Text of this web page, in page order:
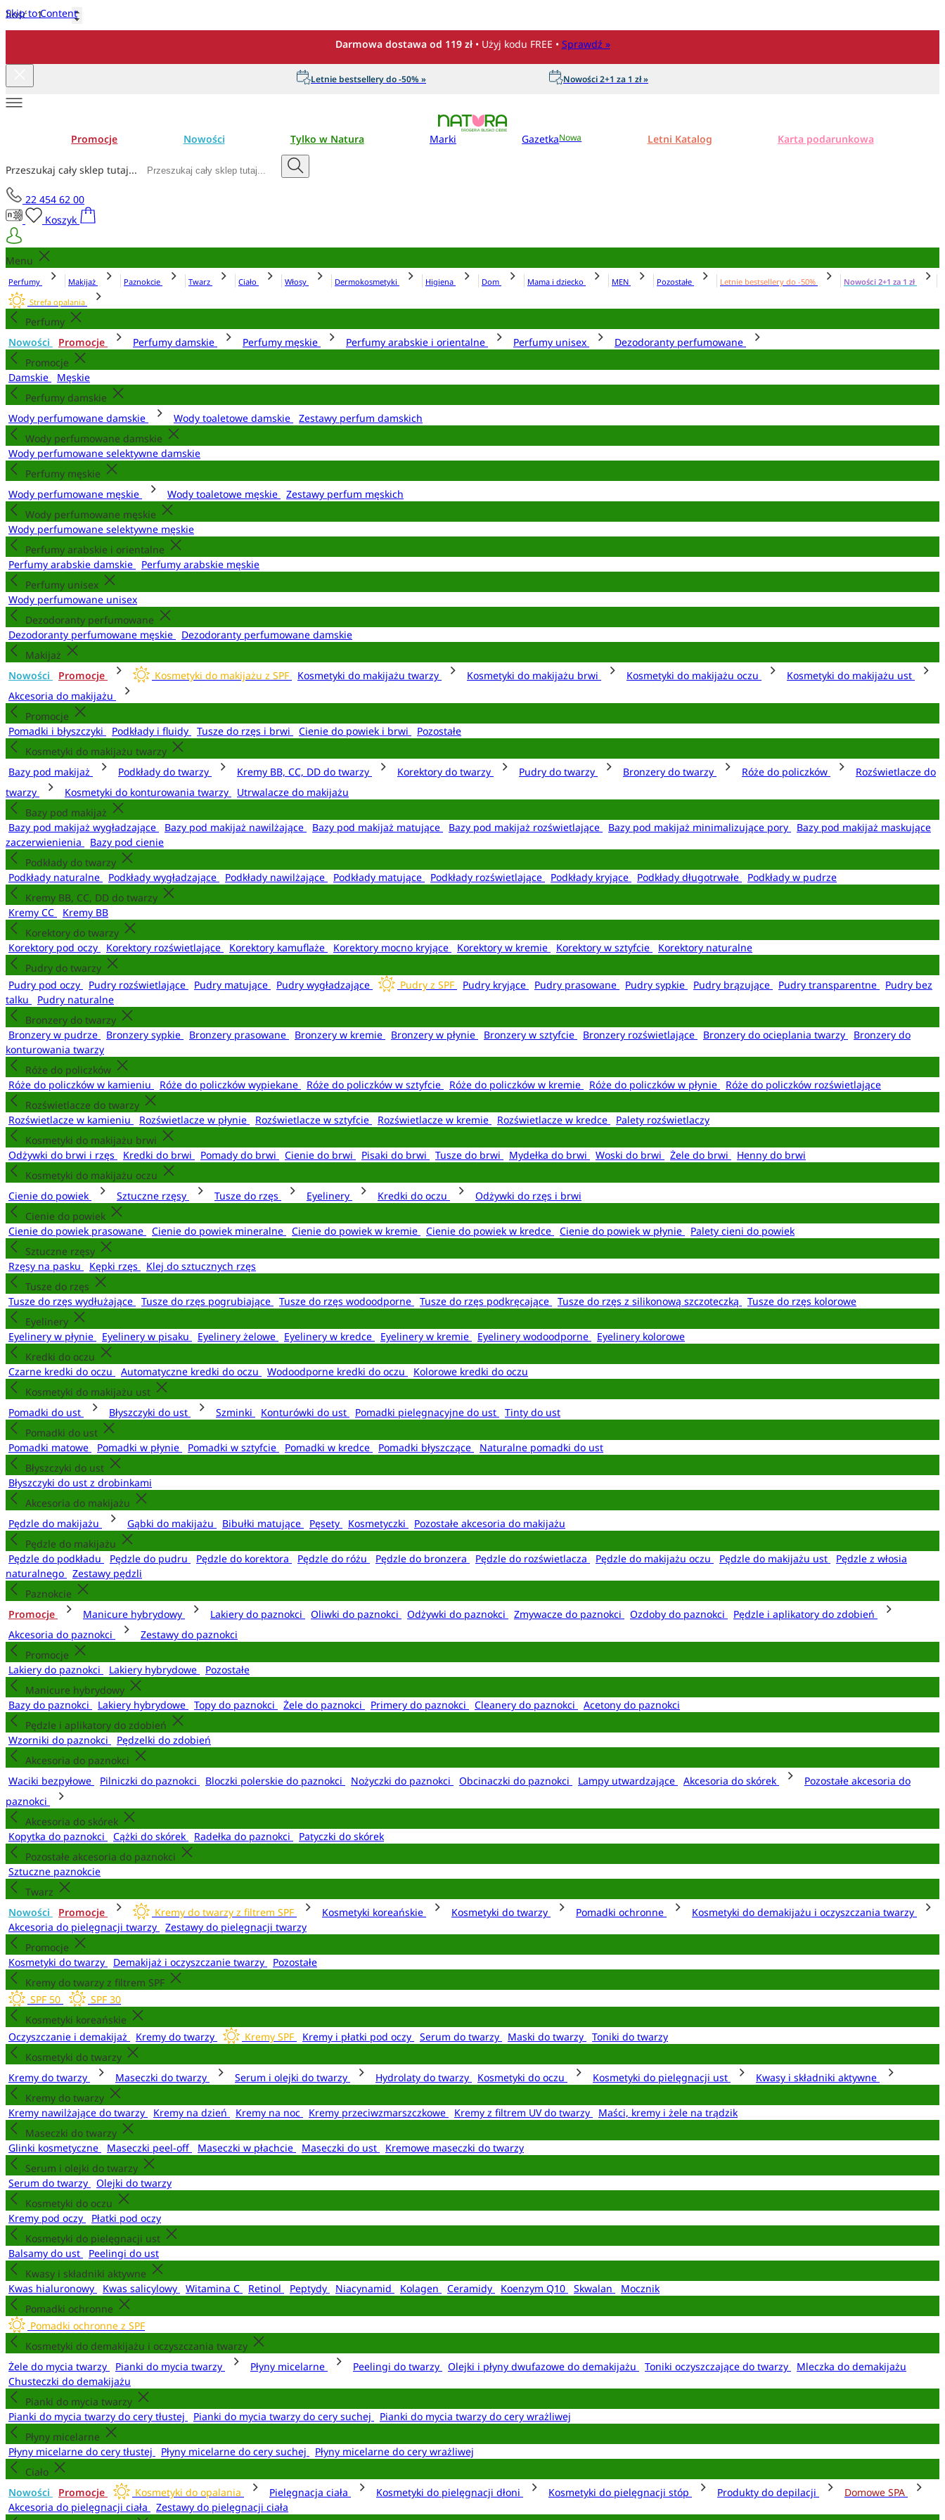
Skip to Content
Darmowa dostawa od 119 zł • Użyj kodu FREE • Sprawdź »
Letnie bestsellery do -50% » Nowości 2+1 za 1 zł »
Promocje Nowości Tylko w Natura Marki GazetkaNowa Letni Katalog Karta podarunkowa
Przeszukaj cały sklep tutaj...
22 454 62 00
Koszyk
Menu
Perfumy Makijaż Paznokcie Twarz Ciało Włosy Dermokosmetyki Higiena Dom Mama i dziecko MEN Pozostałe Letnie bestsellery do -50%
Nowości 2+1 za 1 zł
Strefa opalania
Perfumy
Nowości
Promocje Perfumy damskie Perfumy męskie Perfumy arabskie i orientalne Perfumy unisex
Dezodoranty perfumowane
Promocje
Damskie
Męskie
Perfumy damskie
Wody perfumowane damskie
Wody toaletowe damskie
Zestawy perfum damskich
Wody perfumowane damskie
Wody perfumowane selektywne damskie
Perfumy męskie
Wody perfumowane męskie
Wody toaletowe męskie
Zestawy perfum męskich
Wody perfumowane męskie
Wody perfumowane selektywne męskie
Perfumy arabskie i orientalne
Perfumy arabskie damskie
Perfumy arabskie męskie
Perfumy unisex
Wody perfumowane unisex
Dezodoranty perfumowane
Dezodoranty perfumowane męskie
Dezodoranty perfumowane damskie
Makijaż
Nowości
Promocje Kosmetyki do makijażu z SPF Kosmetyki do makijażu twarzy Kosmetyki do makijażu brwi Kosmetyki do makijażu oczu
Kosmetyki do makijażu ust
Akcesoria do makijażu
Promocje
Pomadki i błyszczyki
Podkłady i fluidy Tusze do rzęs i brwi Cienie do powiek i brwi
Pozostałe
Kosmetyki do makijażu twarzy
Bazy pod makijaż
Podkłady do twarzy Kremy BB, CC, DD do twarzy Korektory do twarzy Pudry do twarzy Bronzery do twarzy Róże do policzków
Rozświetlacze do
twarzy
Kosmetyki do konturowania twarzy
Utrwalacze do makijażu
Bazy pod makijaż
Bazy pod makijaż wygładzające
Bazy pod makijaż nawilżające Bazy pod makijaż matujące Bazy pod makijaż rozświetlające Bazy pod makijaż minimalizujące pory
Bazy pod makijaż maskujące
zaczerwienienia
Bazy pod cienie
Podkłady do twarzy
Podkłady naturalne
Podkłady wygładzające Podkłady nawilżające Podkłady matujące Podkłady rozświetlające Podkłady kryjące Podkłady długotrwałe
Podkłady w pudrze
Kremy BB, CC, DD do twarzy
Kremy CC
Kremy BB
Korektory do twarzy
Korektory pod oczy
Korektory rozświetlające Korektory kamuflaże Korektory mocno kryjące Korektory w kremie Korektory w sztyfcie
Korektory naturalne
Pudry do twarzy
Pudry pod oczy
Pudry rozświetlające Pudry matujące Pudry wygładzające Pudry z SPF Pudry kryjące Pudry prasowane Pudry sypkie Pudry brązujące Pudry transparentne
Pudry bez
talku
Pudry naturalne
Bronzery do twarzy
Bronzery w pudrze
Bronzery sypkie Bronzery prasowane Bronzery w kremie Bronzery w płynie Bronzery w sztyfcie Bronzery rozświetlające Bronzery do ocieplania twarzy
Bronzery do
konturowania twarzy
Róże do policzków
Róże do policzków w kamieniu
Róże do policzków wypiekane Róże do policzków w sztyfcie Róże do policzków w kremie Róże do policzków w płynie
Róże do policzków rozświetlające
Rozświetlacze do twarzy
Rozświetlacze w kamieniu
Rozświetlacze w płynie Rozświetlacze w sztyfcie Rozświetlacze w kremie Rozświetlacze w kredce
Palety rozświetlaczy
Kosmetyki do makijażu brwi
Odżywki do brwi i rzęs
Kredki do brwi Pomady do brwi Cienie do brwi Pisaki do brwi Tusze do brwi Mydełka do brwi Woski do brwi Żele do brwi
Henny do brwi
Kosmetyki do makijażu oczu
Cienie do powiek
Sztuczne rzęsy Tusze do rzęs Eyelinery Kredki do oczu
Odżywki do rzęs i brwi
Cienie do powiek
Cienie do powiek prasowane
Cienie do powiek mineralne Cienie do powiek w kremie Cienie do powiek w kredce Cienie do powiek w płynie
Palety cieni do powiek
Sztuczne rzęsy
Rzęsy na pasku
Kępki rzęs
Klej do sztucznych rzęs
Tusze do rzęs
Tusze do rzęs wydłużające
Tusze do rzęs pogrubiające Tusze do rzęs wodoodporne Tusze do rzęs podkręcające Tusze do rzęs z silikonową szczoteczką
Tusze do rzęs kolorowe
Eyelinery
Eyelinery w płynie
Eyelinery w pisaku Eyelinery żelowe Eyelinery w kredce Eyelinery w kremie Eyelinery wodoodporne
Eyelinery kolorowe
Kredki do oczu
Czarne kredki do oczu
Automatyczne kredki do oczu Wodoodporne kredki do oczu
Kolorowe kredki do oczu
Kosmetyki do makijażu ust
Pomadki do ust
Błyszczyki do ust Szminki Konturówki do ust Pomadki pielęgnacyjne do ust
Tinty do ust
Pomadki do ust
Pomadki matowe
Pomadki w płynie Pomadki w sztyfcie Pomadki w kredce Pomadki błyszczące
Naturalne pomadki do ust
Błyszczyki do ust
Błyszczyki do ust z drobinkami
Akcesoria do makijażu
Pędzle do makijażu
Gąbki do makijażu Bibułki matujące Pęsety Kosmetyczki
Pozostałe akcesoria do makijażu
Pędzle do makijażu
Pędzle do podkładu
Pędzle do pudru Pędzle do korektora Pędzle do różu Pędzle do bronzera Pędzle do rozświetlacza Pędzle do makijażu oczu Pędzle do makijażu ust
Pędzle z włosia
naturalnego
Zestawy pędzli
Paznokcie
Promocje
Manicure hybrydowy Lakiery do paznokci Oliwki do paznokci Odżywki do paznokci Zmywacze do paznokci Ozdoby do paznokci
Pędzle i aplikatory do zdobień
Akcesoria do paznokci
Zestawy do paznokci
Promocje
Lakiery do paznokci
Lakiery hybrydowe
Pozostałe
Manicure hybrydowy
Bazy do paznokci
Lakiery hybrydowe Topy do paznokci Żele do paznokci Primery do paznokci Cleanery do paznokci
Acetony do paznokci
Pędzle i aplikatory do zdobień
Wzorniki do paznokci
Pędzelki do zdobień
Akcesoria do paznokci
Waciki bezpyłowe
Pilniczki do paznokci Bloczki polerskie do paznokci Nożyczki do paznokci Obcinaczki do paznokci Lampy utwardzające Akcesoria do skórek
Pozostałe akcesoria do
paznokci
Akcesoria do skórek
Kopytka do paznokci
Cążki do skórek Radełka do paznokci
Patyczki do skórek
Pozostałe akcesoria do paznokci
Sztuczne paznokcie
Twarz
Nowości
Promocje Kremy do twarzy z filtrem SPF Kosmetyki koreańskie Kosmetyki do twarzy Pomadki ochronne
Kosmetyki do demakijażu i oczyszczania twarzy
Akcesoria do pielęgnacji twarzy
Zestawy do pielęgnacji twarzy
Promocje
Kosmetyki do twarzy
Demakijaż i oczyszczanie twarzy
Pozostałe
Kremy do twarzy z filtrem SPF
SPF 50
SPF 30
Kosmetyki koreańskie
Oczyszczanie i demakijaż
Kremy do twarzy Kremy SPF Kremy i płatki pod oczy Serum do twarzy Maski do twarzy
Toniki do twarzy
Kosmetyki do twarzy
Kremy do twarzy
Maseczki do twarzy Serum i olejki do twarzy Hydrolaty do twarzy Kosmetyki do oczu Kosmetyki do pielęgnacji ust
Kwasy i składniki aktywne
Kremy do twarzy
Kremy nawilżające do twarzy
Kremy na dzień Kremy na noc Kremy przeciwzmarszczkowe Kremy z filtrem UV do twarzy
Maści, kremy i żele na trądzik
Maseczki do twarzy
Glinki kosmetyczne
Maseczki peel-off Maseczki w płachcie Maseczki do ust
Kremowe maseczki do twarzy
Serum i olejki do twarzy
Serum do twarzy
Olejki do twarzy
Kosmetyki do oczu
Kremy pod oczy
Płatki pod oczy
Kosmetyki do pielęgnacji ust
Balsamy do ust
Peelingi do ust
Kwasy i składniki aktywne
Kwas hialuronowy
Kwas salicylowy Witamina C Retinol Peptydy Niacynamid Kolagen Ceramidy Koenzym Q10 Skwalan
Mocznik
Pomadki ochronne
Pomadki ochronne z SPF
Kosmetyki do demakijażu i oczyszczania twarzy
Żele do mycia twarzy
Pianki do mycia twarzy Płyny micelarne Peelingi do twarzy Olejki i płyny dwufazowe do demakijażu Toniki oczyszczające do twarzy
Mleczka do demakijażu
Chusteczki do demakijażu
Pianki do mycia twarzy
Pianki do mycia twarzy do cery tłustej
Pianki do mycia twarzy do cery suchej
Pianki do mycia twarzy do cery wrażliwej
Płyny micelarne
Płyny micelarne do cery tłustej
Płyny micelarne do cery suchej
Płyny micelarne do cery wrażliwej
Ciało
Nowości
Promocje Kosmetyki do opalania Pielęgnacja ciała Kosmetyki do pielęgnacji dłoni Kosmetyki do pielęgnacji stóp Produkty do depilacji
Domowe SPA
Akcesoria do pielęgnacji ciała
Zestawy do pielęgnacji ciała
Ilość